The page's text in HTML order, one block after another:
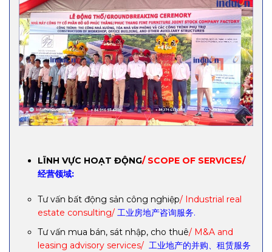
LĨNH VỰC HOẠT ĐỘNG/ SCOPE OF SERVICES/
经营领域:
Tư vấn bất động sản công nghiệp/ Industrial real
estate consulting/ 工业房地产咨询服务.
Tư vấn mua bán, sát nhập, cho thuê/ M&A and
leasing advisory services/ 工业地产的并购、租赁服务